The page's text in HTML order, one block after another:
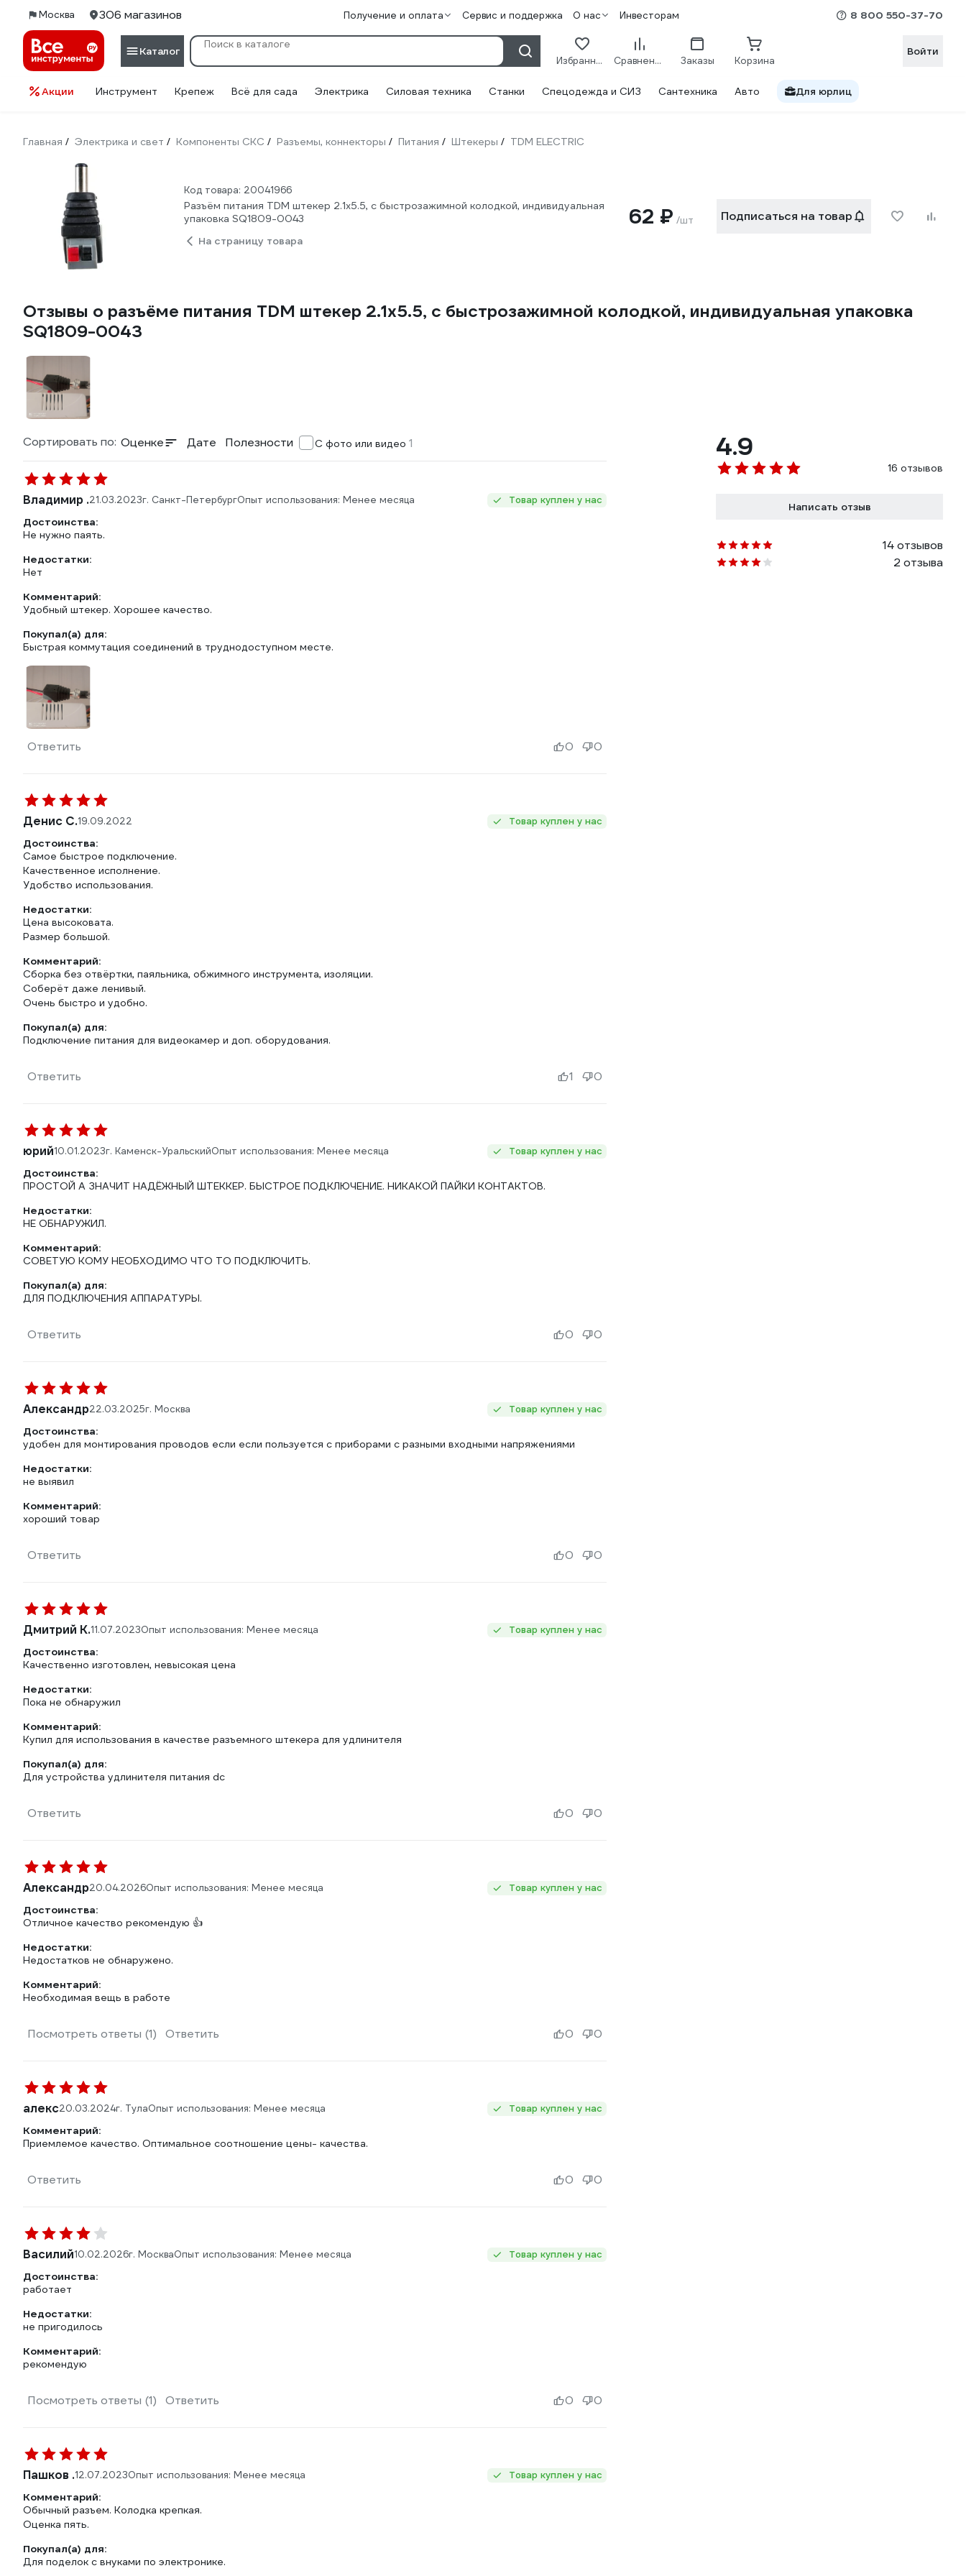
Москва 306 магазинов Получение и оплата Сервис и поддержка О нас Инвесторам 8 800 550-37-70
Каталог
Избранное Сравнение Заказы Корзина
Войти
Акции Инструмент Крепеж Всё для сада Электрика Силовая техника Станки Спецодежда и СИЗ Сантехника Авто Для юрлиц
Главная / Электрика и свет / Компоненты СКС / Разъемы, коннекторы / Питания / Штекеры / TDM ELECTRIC
Код товара: 20041966
Разъём питания TDM штекер 2.1х5.5, с быстрозажимной колодкой, индивидуальная
упаковка SQ1809-0043
На страницу товара
62 ₽ /шт Подписаться на товар
Отзывы о разъёме питания TDM штекер 2.1х5.5, с быстрозажимной колодкой, индивидуальная упаковка
SQ1809-0043
Сортировать по: Оценке Дате Полезности С фото или видео 1
Владимир .21.03.2023г. Санкт-ПетербургОпыт использования: Менее месяца Товар куплен у нас
Достоинства:
Не нужно паять.
Недостатки:
Нет
Комментарий:
Удобный штекер. Хорошее качество.
Покупал(а) для:
Быстрая коммутация соединений в труднодоступном месте.
Ответить 0 0
Денис С.19.09.2022 Товар куплен у нас
Достоинства:
Самое быстрое подключение.
Качественное исполнение.
Удобство использования.
Недостатки:
Цена высоковата.
Размер большой.
Комментарий:
Сборка без отвёртки, паяльника, обжимного инструмента, изоляции.
Соберёт даже ленивый.
Очень быстро и удобно.
Покупал(а) для:
Подключение питания для видеокамер и доп. оборудования.
Ответить 1 0
юрий10.01.2023г. Каменск-УральскийОпыт использования: Менее месяца Товар куплен у нас
Достоинства:
ПРОСТОЙ А ЗНАЧИТ НАДЁЖНЫЙ ШТЕККЕР. БЫСТРОЕ ПОДКЛЮЧЕНИЕ. НИКАКОЙ ПАЙКИ КОНТАКТОВ.
Недостатки:
НЕ ОБНАРУЖИЛ.
Комментарий:
СОВЕТУЮ КОМУ НЕОБХОДИМО ЧТО ТО ПОДКЛЮЧИТЬ.
Покупал(а) для:
ДЛЯ ПОДКЛЮЧЕНИЯ АППАРАТУРЫ.
Ответить 0 0
Александр22.03.2025г. Москва Товар куплен у нас
Достоинства:
удобен для монтирования проводов если если пользуется с приборами с разными входными напряжениями
Недостатки:
не выявил
Комментарий:
хороший товар
Ответить 0 0
Дмитрий К.11.07.2023Опыт использования: Менее месяца Товар куплен у нас
Достоинства:
Качественно изготовлен, невысокая цена
Недостатки:
Пока не обнаружил
Комментарий:
Купил для использования в качестве разъемного штекера для удлинителя
Покупал(а) для:
Для устройства удлинителя питания dc
Ответить 0 0
Александр20.04.2026Опыт использования: Менее месяца Товар куплен у нас
Достоинства:
Отличное качество рекомендую 👍
Недостатки:
Недостатков не обнаружено.
Комментарий:
Необходимая вещь в работе
Посмотреть ответы (1) Ответить 0 0
алекс20.03.2024г. ТулаОпыт использования: Менее месяца Товар куплен у нас
Комментарий:
Приемлемое качество. Оптимальное соотношение цены- качества.
Ответить 0 0
Василий10.02.2026г. МоскваОпыт использования: Менее месяца Товар куплен у нас
Достоинства:
работает
Недостатки:
не пригодилось
Комментарий:
рекомендую
Посмотреть ответы (1) Ответить 0 0
Пашков .12.07.2023Опыт использования: Менее месяца Товар куплен у нас
Комментарий:
Обычный разъем. Колодка крепкая.
Оценка пять.
Покупал(а) для:
Для поделок с внуками по электронике.
4.9
16 отзывов
Написать отзыв
14 отзывов
2 отзыва